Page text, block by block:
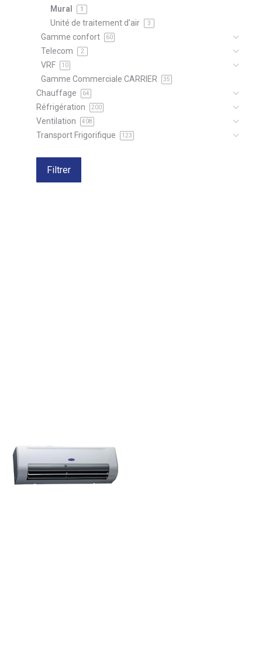
Mural 1
Unité de traitement d’air 3
Gamme confort 60
Telecom 2
VRF 10
Gamme Commerciale CARRIER 35
Chauffage 64
Réfrigération 200
Ventilation 408
Transport Frigorifique 123
Filtrer